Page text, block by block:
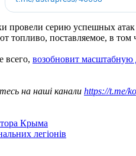
провели серию успешных
топливо, поставляемое, в
всего, возобновит масштабную
на наші канали https://t.me/
Крыма
легіонів